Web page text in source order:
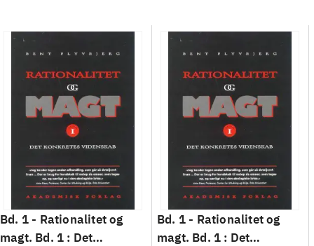
Bd. 1 - Rationalitet og
magt. Bd. 1 : Det
Bd. 1 - Rationalitet og
magt. Bd. 1 : Det